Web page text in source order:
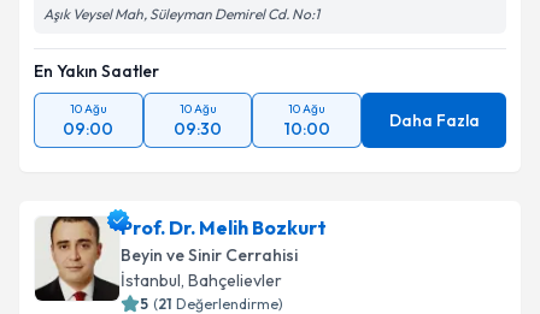
Aşık Veysel Mah, Süleyman Demirel Cd. No:1
En Yakın Saatler
10 Ağu
09:00
10 Ağu
09:30
10 Ağu
10:00 Daha Fazla
Prof. Dr. Melih Bozkurt
Beyin ve Sinir Cerrahisi
İstanbul, Bahçelievler
5 (21 Değerlendirme)